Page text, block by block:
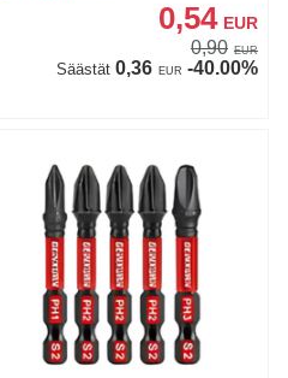
0,54 EUR
0,90 EUR
Säästät 0,36 EUR -40.00%